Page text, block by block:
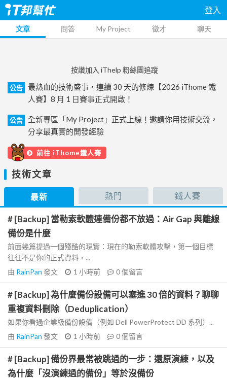
登入
文章 問答 My Project 徵才 聊天
按讚加入 iThelp 粉絲團追蹤
公告
最熱血的技術盛事，連續 30 天的修煉【2026 iThome 鐵
人賽】8 月 1 日賽事正式開啟！
公告
全新專區「My Project」正式上線！邀請你用技術交流，
分享最真實的開發經驗
前往 iThome鐵人賽
技術文章
最新 熱門 鐵人賽
# [Backup] 當勒索軟體連備份都不放過：Air Gap 與離線
備份是什麼
前面幾篇提過一個殘酷的現實：現在的勒索軟體攻擊，第一個目標
往往不是你的正式資料，...
由 RainPan 發文 1 小時前 0個留言
# [Backup] 為什麼備份設備可以塞進 30 倍的資料？聊聊
重複資料刪除（Deduplication）
如果你看過企業級備份設備（例如 Dell PowerProtect DD 系列）...
由 RainPan 發文 1 小時前 0個留言
# [Backup] 備份界最常被跳過的一步：還原演練，以及
為什麼「沒演練過的備份」等於沒備份